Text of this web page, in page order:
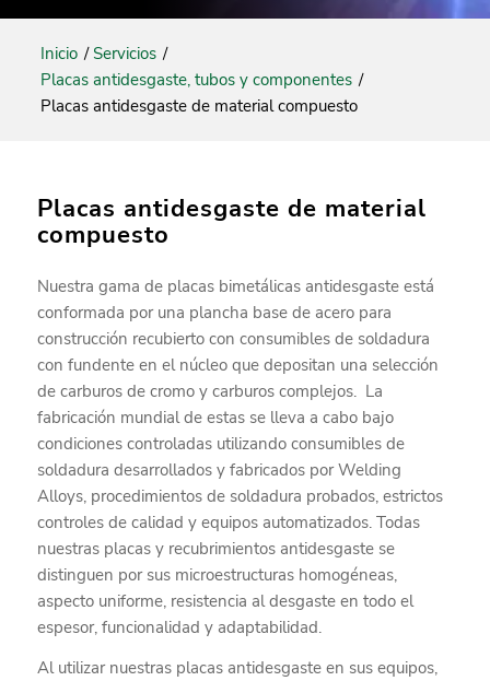
Inicio / Servicios /
Placas antidesgaste, tubos y componentes /
Placas antidesgaste de material compuesto
Placas antidesgaste de material
compuesto
Nuestra gama de placas bimetálicas antidesgaste está
conformada por una plancha base de acero para
construcción recubierto con consumibles de soldadura
con fundente en el núcleo que depositan una selección
de carburos de cromo y carburos complejos. La
fabricación mundial de estas se lleva a cabo bajo
condiciones controladas utilizando consumibles de
soldadura desarrollados y fabricados por Welding
Alloys, procedimientos de soldadura probados, estrictos
controles de calidad y equipos automatizados. Todas
nuestras placas y recubrimientos antidesgaste se
distinguen por sus microestructuras homogéneas,
aspecto uniforme, resistencia al desgaste en todo el
espesor, funcionalidad y adaptabilidad.
Al utilizar nuestras placas antidesgaste en sus equipos,